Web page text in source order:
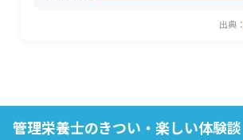
出典：
管理栄養士のきつい・楽しい体験談